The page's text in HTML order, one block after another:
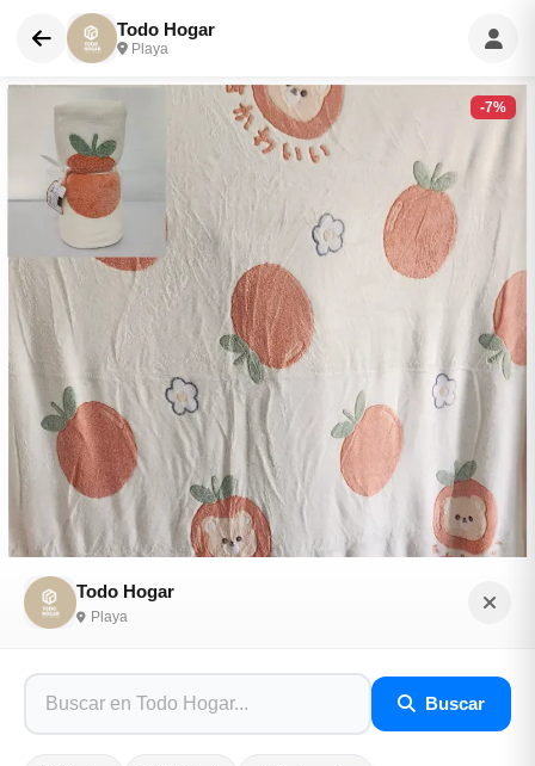
Todo Hogar
Playa
Todo Hogar
Playa
Buscar
-7%
Colchas antialérgicas
Sé el primero en opinar
SKU: TODO-H-54593